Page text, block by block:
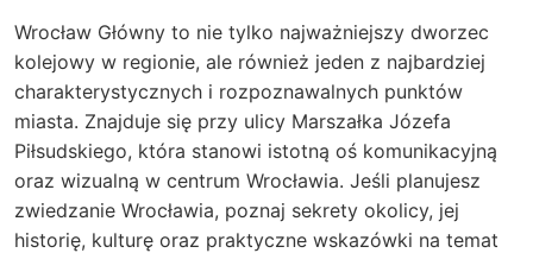
Wrocław Główny to nie tylko najważniejszy dworzec
kolejowy w regionie, ale również jeden z najbardziej
charakterystycznych i rozpoznawalnych punktów
miasta. Znajduje się przy ulicy Marszałka Józefa
Piłsudskiego, która stanowi istotną oś komunikacyjną
oraz wizualną w centrum Wrocławia. Jeśli planujesz
zwiedzanie Wrocławia, poznaj sekrety okolicy, jej
historię, kulturę oraz praktyczne wskazówki na temat